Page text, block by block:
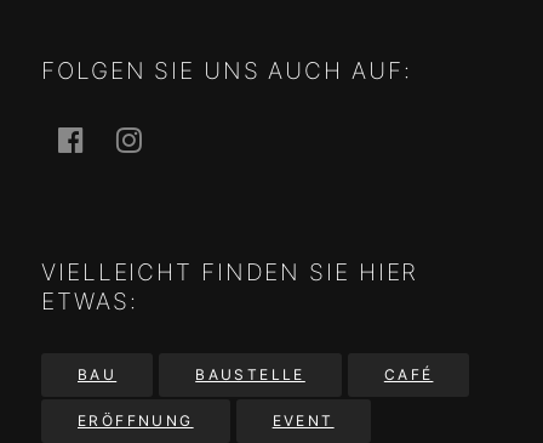
FOLGEN SIE UNS AUCH AUF:
FacebookInstagram
VIELLEICHT FINDEN SIE HIER
ETWAS:
BAU BAUSTELLE CAFÉ
ERÖFFNUNG EVENT